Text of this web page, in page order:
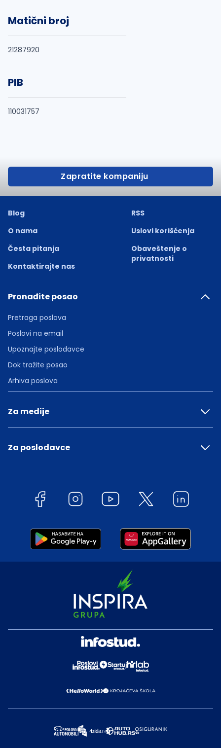
Matični broj
21287920
PIB
110031757
Zapratite kompaniju
Blog
O nama
Česta pitanja
Kontaktirajte nas
RSS
Uslovi korišćenja
Obaveštenje o
privatnosti
Pronađite posao
Pretraga poslova
Poslovi na email
Upoznajte poslodavce
Dok tražite posao
Arhiva poslova
Za medije
Za poslodavce